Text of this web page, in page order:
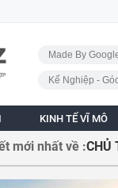
Made By
Kế Nghiệp -
KINH TẾ VĨ MÔ
mới nhất về :CHỦ